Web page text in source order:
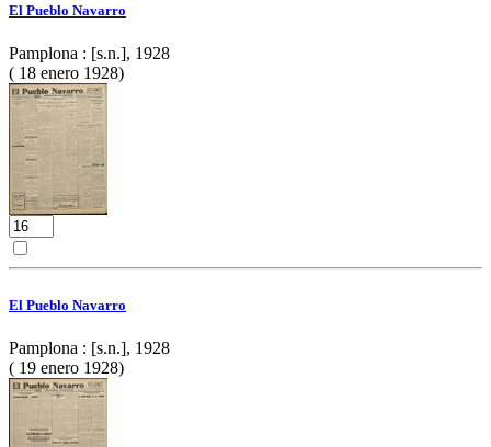
El Pueblo Navarro
Pamplona : [s.n.], 1928
( 18 enero 1928)
El Pueblo Navarro
Pamplona : [s.n.], 1928
( 19 enero 1928)